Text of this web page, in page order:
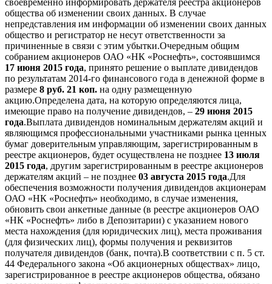
общества об изменении своих данных. В случае
непредставления им информации об изменении своих данных
общество и регистратор не несут ответственности за
причиненные в связи с этим убытки.Очередным общим
собранием акционеров ОАО «НК «Роснефть», состоявшимся
17 июня 2015 года, принято решение о выплате дивидендов
по результатам 2014-го финансового года в денежной форме в
размере 8 руб. 21 коп. на одну размещенную
акцию.Определена дата, на которую определяются лица,
имеющие право на получение дивидендов, – 29 июня 2015
года.Выплата дивидендов номинальным держателям акций и
являющимся профессиональными участниками рынка ценных
бумаг доверительным управляющим, зарегистрированным в
реестре акционеров, будет осуществлена не позднее 13 июля
2015 года, другим зарегистрированным в реестре акционеров
держателям акций – не позднее 03 августа 2015 года.Для
обеспечения возможности получения дивидендов акционерам
ОАО «НК «Роснефть» необходимо, в случае изменения,
обновить свои анкетные данные (в реестре акционеров ОАО
«НК «Роснефть» либо в Депозитарии) с указанием нового
места нахождения (для юридических лиц), места проживания
(для физических лиц), формы получения и реквизитов
получателя дивидендов (банк, почта).В соответствии с п. 5 ст.
44 Федерального закона «Об акционерных обществах» лицо,
зарегистрированное в реестре акционеров общества, обязано